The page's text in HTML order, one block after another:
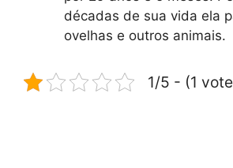
décadas de sua vida ela
ovelhas e outros animais.
1/5 - (1